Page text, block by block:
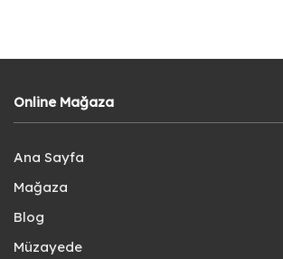
Online Mağaza
Ana Sayfa
Mağaza
Blog
Müzayede